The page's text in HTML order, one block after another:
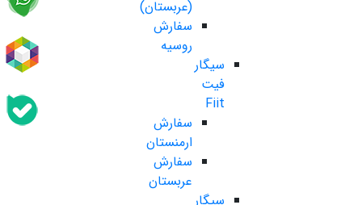
(عربستان)
سفارش
روسیه
سیگار
فیت
Fiit
سفارش
ارمنستان
سفارش
عربستان
سیگار